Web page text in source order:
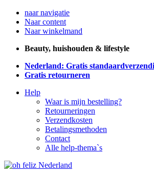
naar navigatie
Naar content
Naar winkelmand
Beauty, huishouden & lifestyle
Nederland: Gratis
Gratis retourneren
Help
Waar is mijn bestelling?
Retourneringen
Verzendkosten
Betalingsmethoden
Contact
Alle help-thema`s